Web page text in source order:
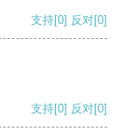
支持[0] 反对[0]
支持[0] 反对[0]